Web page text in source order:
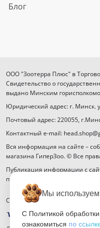
Блог
ООО "Зоотерра Плюс" в
Свидетельство о
выдано Минским
Юридический адрес: г. Минск.
Почтовый адрес: 220055,
Контактный e-mail:
Вся информация на сайте –
магазина ГиперЗоо. © Все
Публикация информации с
правообладателя запрещена.
Способы оплаты
Мы
С Политикой
ознакомиться по